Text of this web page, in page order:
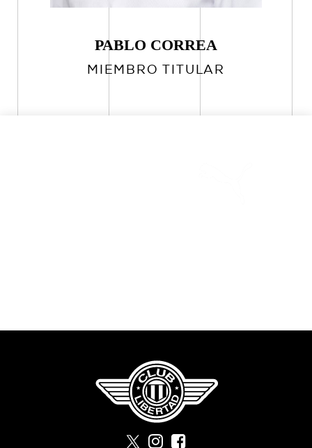
PABLO CORREA
MIEMBRO TITULAR